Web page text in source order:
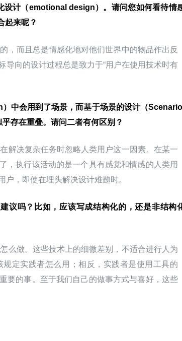
设计（emotional design）。请问您如何看待情
起来呢？
，而且总是情感化地对他们世界中的物品作出反
导向的设计过程总是致力于“用户在使用技术时有
中会用到了场景，而基于场景的设计（
存在重叠。请问二者有何区别？
解决复杂任务时忽略人类用户这一因素。在某一
，执行该活动的是一个具有感觉和情感的人类用
，即使在埋头解决设计难题时。
议吗？比如，应该写成结构化的，还是非结构
么做。这些技术上的细微差别，不适合进行人为
定实践者怎么用；相反，实践者是使用工具的
要的事。至于我们自己的做事方式与喜好，这些